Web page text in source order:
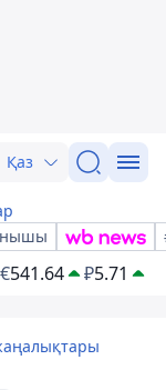
Қаз
€541.64 ₽5.71